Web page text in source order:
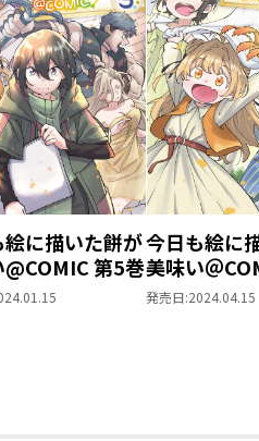
に描いた餅が
第5巻
今日も絵に
美味い＠
発売日:2024.04.15